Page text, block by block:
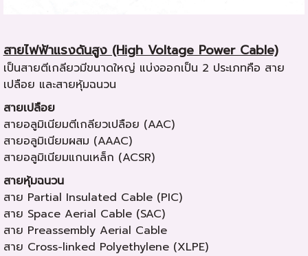
สายไฟฟ้าแรงดันสูง (High Voltage Power Cable)
เป็นสายตีเกลียวมีขนาดใหญ่ แบ่งออกเป็น 2 ประเภทคือ สาย
เปลือย และสายหุ้มฉนวน
สายเปลือย
สายอลูมิเนียมตีเกลียวเปลือย (AAC)
สายอลูมิเนียมผสม (AAAC)
สายอลูมิเนียมแกนเหล็ก (ACSR)
สายหุ้มฉนวน
สาย Partial Insulated Cable (PIC)
สาย Space Aerial Cable (SAC)
สาย Preassembly Aerial Cable
สาย Cross-linked Polyethylene (XLPE)